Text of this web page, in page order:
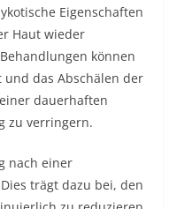
Eigenschaften
Haut wieder
können
das Abschälen der
dauerhaften
zu verringern.
nach einer
trägt dazu bei, den